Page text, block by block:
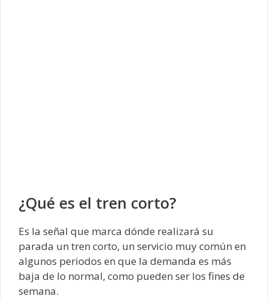
¿Qué es el tren corto?
Es la señal que marca dónde realizará su
parada un tren corto, un servicio muy común en
algunos periodos en que la demanda es más
baja de lo normal, como pueden ser los fines de
semana.